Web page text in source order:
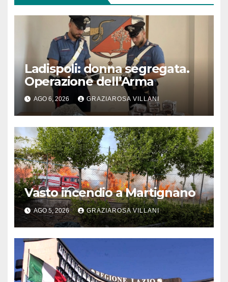
Ladispoli: donna segregata.
Operazione dell’Arma
AGO 6, 2026 GRAZIAROSA VILLANI
Vasto incendio a Martignano
AGO 5, 2026 GRAZIAROSA VILLANI